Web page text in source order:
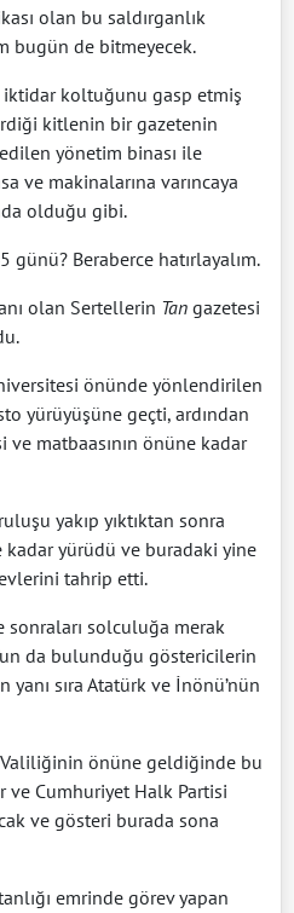
olan bu saldırganlık
bugün de bitmeyecek.
iktidar koltuğunu gasp etmiş
kitlenin bir gazetenin
yönetim binası ile
ve makinalarına varıncaya
olduğu gibi.
günü? Beraberce hatırlayalım.
olan Sertellerin Tan gazetesi
önünde yönlendirilen
yürüyüşüne geçti, ardından
ve matbaasının önüne kadar
yakıp yıktıktan sonra
kadar yürüdü ve buradaki yine
tahrip etti.
solculuğa merak
da bulunduğu göstericilerin
yanı sıra Atatürk ve İnönü’nün
önüne geldiğinde bu
ve Cumhuriyet Halk Partisi
ve gösteri burada sona
emrinde görev yapan